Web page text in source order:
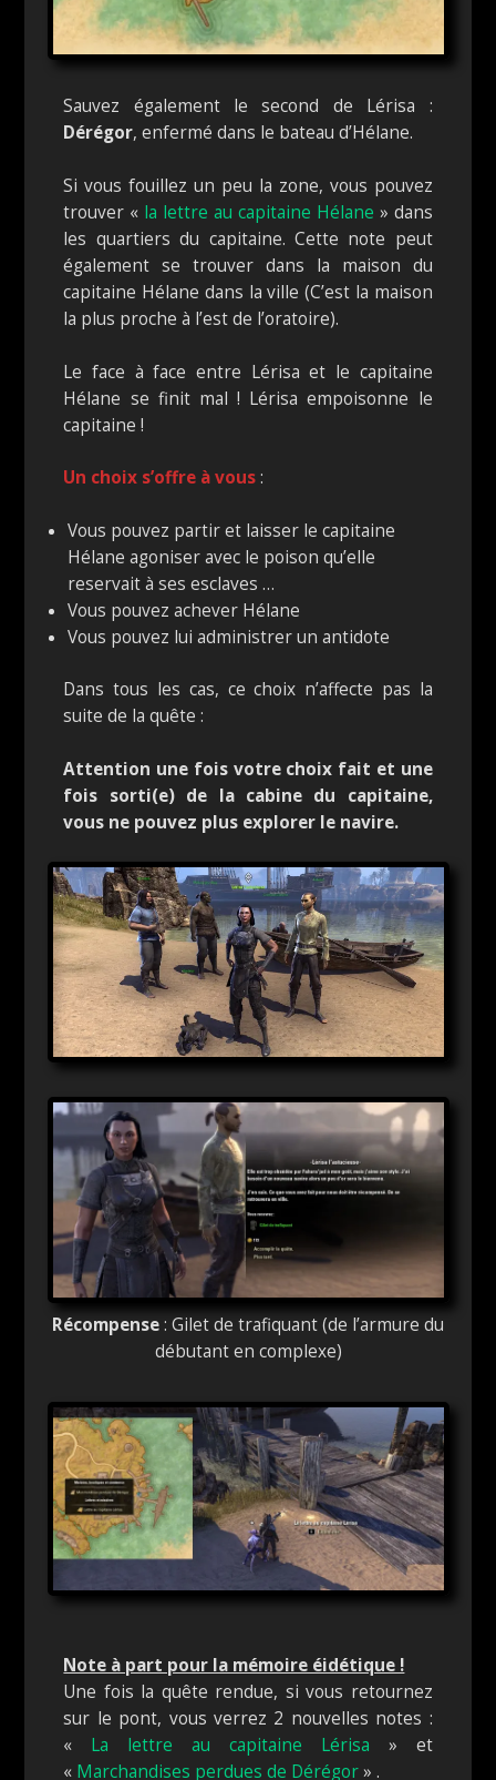
Sauvez également le second de Lérisa :
Dérégor, enfermé dans le bateau d’Hélane.
Si vous fouillez un peu la zone, vous pouvez
trouver « la lettre au capitaine Hélane » dans
les quartiers du capitaine. Cette note peut
également se trouver dans la maison du
capitaine Hélane dans la ville (C’est la maison
la plus proche à l’est de l’oratoire).
Le face à face entre Lérisa et le capitaine
Hélane se finit mal ! Lérisa empoisonne le
capitaine !
Un choix s’offre à vous:
Vous pouvez partir et laisser le capitaine
Hélane agoniser avec le poison qu’elle
reservait à ses esclaves …
Vous pouvez achever Hélane
Vous pouvez lui administrer un antidote
Dans tous les cas, ce choix n’affecte pas la
suite de la quête :
Attention une fois votre choix fait et une
fois sorti(e) de la cabine du capitaine,
vous ne pouvez plus explorer le navire.
Récompense: Gilet de trafiquant (de l’armure du
débutant en complexe)
Note à part pour la mémoire éidétique !
Une fois la quête rendue, si vous retournez
sur le pont, vous verrez 2 nouvelles notes :
« La lettre au capitaine Lérisa » et
« Marchandises perdues de Dérégor» .